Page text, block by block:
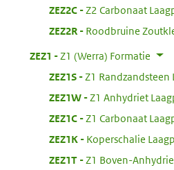
ZEZ2C:
Z2 Carbonaat
ZEZ2R:
Roodbruine
ZEZ1
Z1 (Werra) Formatie
ZEZ1S:
Z1 Randzandsteen
ZEZ1W:
Z1 Anhydriet
ZEZ1C:
Z1 Carbonaat
ZEZ1K:
Koperschalie
ZEZ1T:
Z1 Boven-